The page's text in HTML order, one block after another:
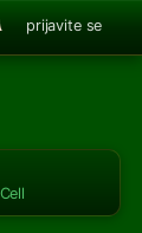
prijavite se